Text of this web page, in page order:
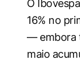
O
16% no
— embora
maio